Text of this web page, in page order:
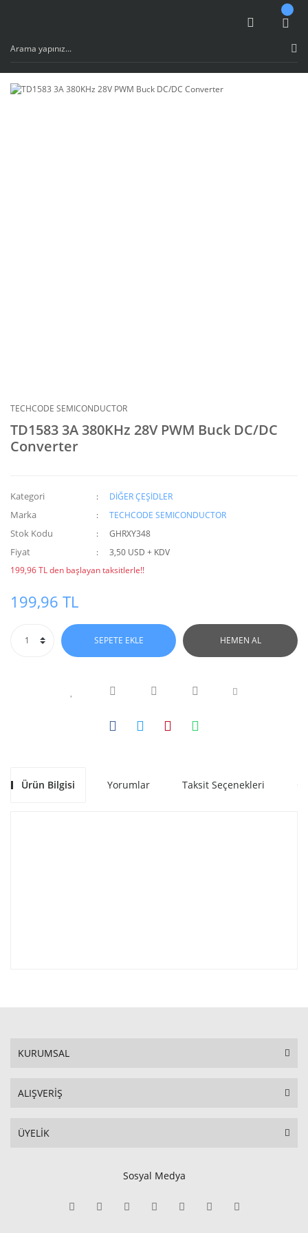
TECHCODE SEMICONDUCTOR
TD1583 3A 380KHz 28V PWM Buck DC/DC
Converter
Kategori DİĞER ÇEŞİDLER
Marka TECHCODE SEMICONDUCTOR
Stok Kodu GHRXY348
Fiyat
3,50 USD + KDV
199,96 TL den başlayan taksitlerle!!
199,96 TL
SEPETE EKLE HEMEN AL
Ürün Bilgisi Yorumlar Taksit Seçenekleri
KURUMSAL
ALIŞVERİŞ
ÜYELİK
Sosyal Medya